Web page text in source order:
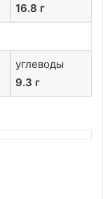
16.8 г
углеводы
9.3 г